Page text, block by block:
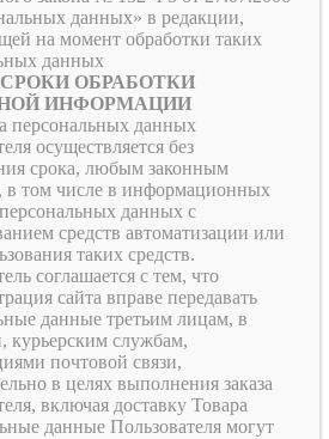
данных» в редакции,
на момент обработки таких
данных
ОБРАБОТКИ
ИНФОРМАЦИИ
персональных данных
осуществляется без
срока, любым законным
в том числе в информационных
данных с
средств автоматизации или
таких средств.
соглашается с тем, что
сайта вправе передавать
данные третьим лицам, в
курьерским службам,
почтовой связи,
в целях выполнения заказа
включая доставку Товара
данные Пользователя могут